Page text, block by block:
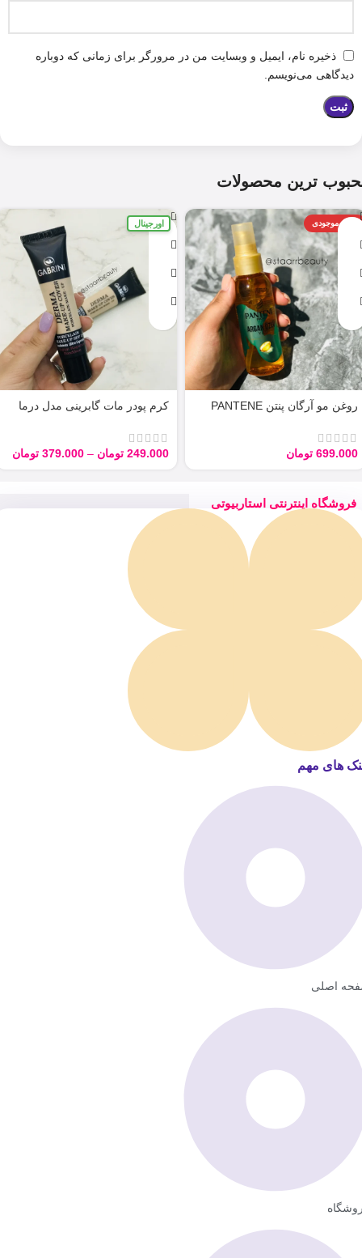
ذخیره نام، ایمیل و وبسایت من در مرورگر برای زمانی که دوباره
دیدگاهی می‌نویسم.
ترین محصولات
اتمام موجودی
روغن مو آرگان پنتن PANTENE
699.000 تومان
اورجینال
کرم پودر مات گابرینی مدل درما
249.000 تومان –
379.000 تومان
فروشگاه اینترنتی استاربیوتی
های مهم
اصلی